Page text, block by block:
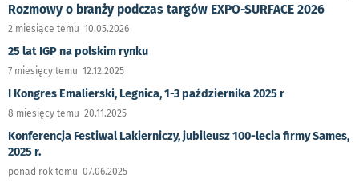
Rozmowy o branży podczas targów EXPO-SURFACE 2026
2 miesiące temu 10.05.2026
25 lat IGP na polskim rynku
7 miesięcy temu 12.12.2025
I Kongres Emalierski, Legnica, 1-3 października 2025 r
8 miesięcy temu 20.11.2025
Konferencja Festiwal Lakierniczy, jubileusz 100-lecia firmy Sames,
2025 r.
ponad rok temu 07.06.2025